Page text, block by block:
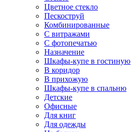
Цветное стекло
Пескоструй
Комбинированные
С витражами
С фотопечатью
Назначение
Шкафы-купе в гостиную
В коридор
В прихожую
Шкафы-купе в спальню
Детские
Офисные
Для книг
Для одежды